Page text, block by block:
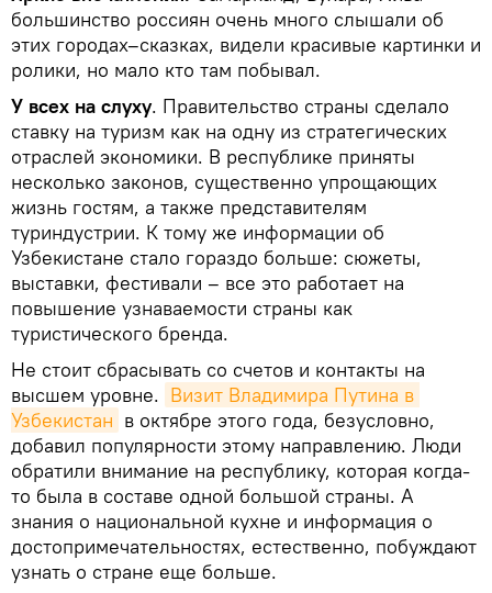
большинство россиян очень много слышали об
этих городах–сказках, видели красивые картинки и
ролики, но мало кто там побывал.
У всех на слуху. Правительство страны сделало
ставку на туризм как на одну из стратегических
отраслей экономики. В республике приняты
несколько законов, существенно упрощающих
жизнь гостям, а также представителям
туриндустрии. К тому же информации об
Узбекистане стало гораздо больше: сюжеты,
выставки, фестивали – все это работает на
повышение узнаваемости страны как
туристического бренда.
Не стоит сбрасывать со счетов и контакты на
высшем уровне. Визит Владимира Путина в
Узбекистан в октябре этого года, безусловно,
добавил популярности этому направлению. Люди
обратили внимание на республику, которая когда-
то была в составе одной большой страны. А
знания о национальной кухне и информация о
достопримечательностях, естественно, побуждают
узнать о стране еще больше.